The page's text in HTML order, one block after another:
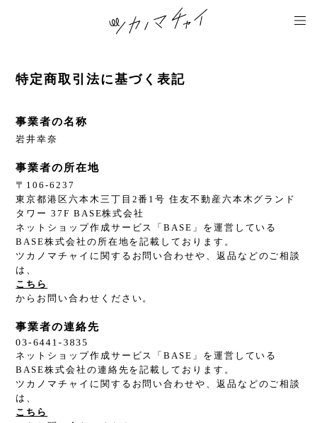
特定商取引法に基づく表記
事業者の名称
岩井幸奈
事業者の所在地
〒106-6237
東京都港区六本木三丁目2番1号 住友不動産六本木グランド
タワー 37F BASE株式会社
ネットショップ作成サービス「BASE」を運営している
BASE株式会社の所在地を記載しております。
ツカノマチャイに関するお問い合わせや、返品などのご相談
は、
こちら
からお問い合わせください。
事業者の連絡先
ネットショップ作成サービス「BASE」を運営している
BASE株式会社の連絡先を記載しております。
ツカノマチャイに関するお問い合わせや、返品などのご相談
は、
こちら